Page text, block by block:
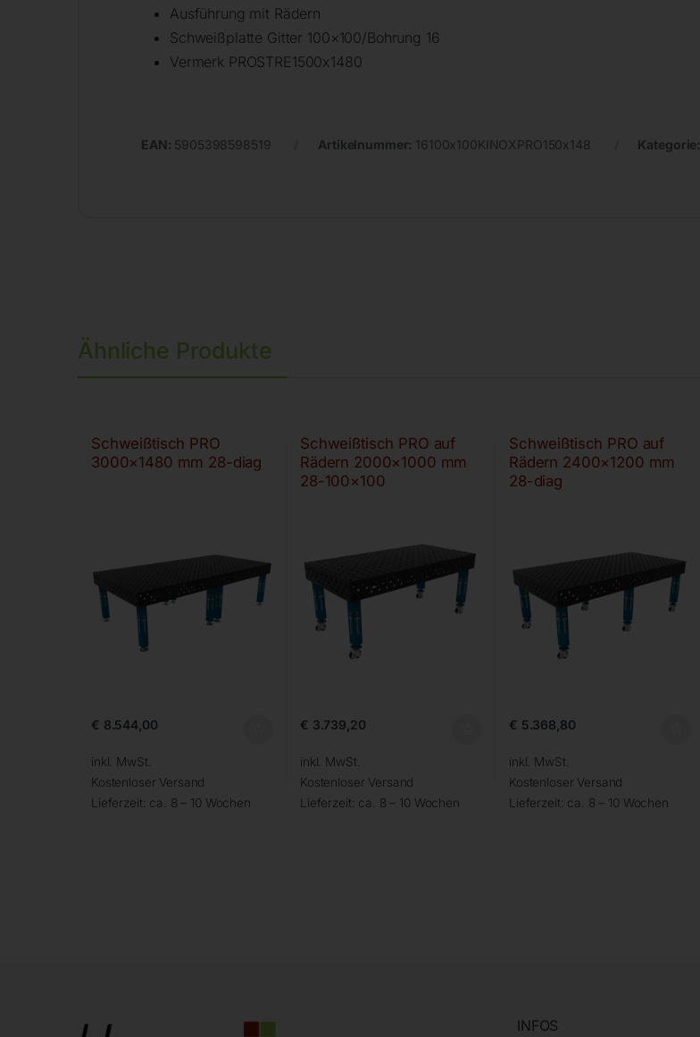
Ausführung mit Rädern
Schweißplatte Gitter 100×100/Bohrung 16
Vermerk PROSTRE1500x1480
EAN: 5905398598519 Artikelnummer: 16100x100KINOXPRO150x148 Kategorie:
Ähnliche Produkte
Schweißtisch PRO
3000×1480 mm 28-diag
€ 8.544,00
inkl. MwSt.
Kostenloser Versand
Lieferzeit: ca. 8 – 10 Wochen
Schweißtisch PRO auf
Rädern 2000×1000 mm
28-100×100
€ 3.739,20
inkl. MwSt.
Kostenloser Versand
Lieferzeit: ca. 8 – 10 Wochen
Schweißtisch PRO auf
Rädern 2400×1200 mm
28-diag
€ 5.368,80
inkl. MwSt.
Kostenloser Versand
Lieferzeit: ca. 8 – 10 Wochen
INFOS